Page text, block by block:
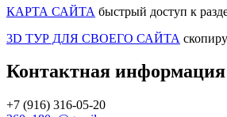
КАРТА САЙТА быстрый доступ к
3D ТУР ДЛЯ СВОЕГО САЙТА
Контактная информация
+7 (916) 316-05-20